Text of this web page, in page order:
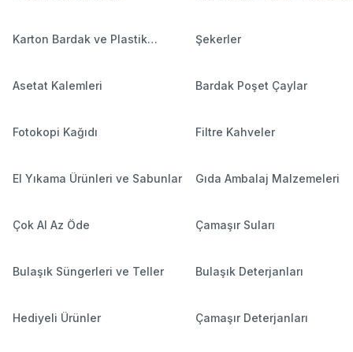
Karton Bardak ve Plastik
Şekerler
Asetat Kalemleri Bardak Poşet Çaylar
Fotokopi Kağıdı Filtre Kahveler
El Yıkama Ürünleri ve Sabunlar Gıda Ambalaj Malzemeleri
Çok Al Az Öde Çamaşır Suları
Bulaşık Süngerleri ve Teller Bulaşık Deterjanları
Hediyeli Ürünler Çamaşır Deterjanları